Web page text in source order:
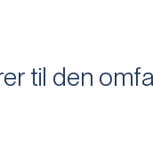
til den